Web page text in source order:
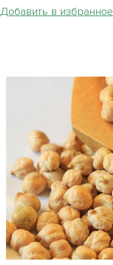
Добавить в избранное